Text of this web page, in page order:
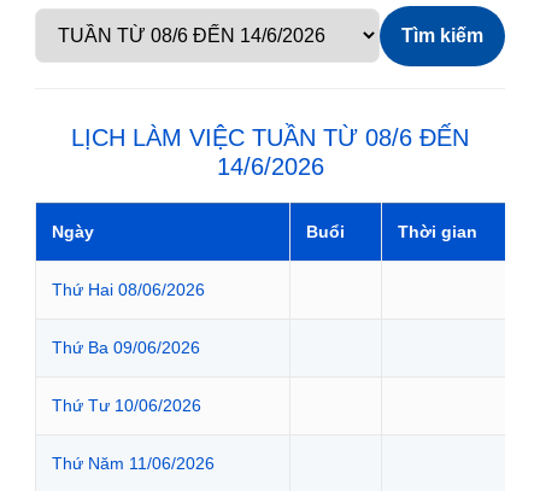
Tìm kiếm
LỊCH LÀM VIỆC TUẦN TỪ 08/6 ĐẾN
14/6/2026
Ngày Buổi Thời gian
Thứ Hai 08/06/2026
Thứ Ba 09/06/2026
Thứ Tư 10/06/2026
Thứ Năm 11/06/2026